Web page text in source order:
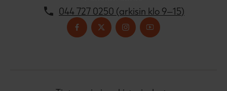
044 727 0250 (arkisin klo 9–15)